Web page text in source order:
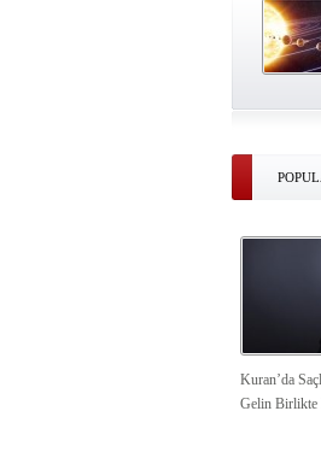
Kuran’da
Gelin Birlikte